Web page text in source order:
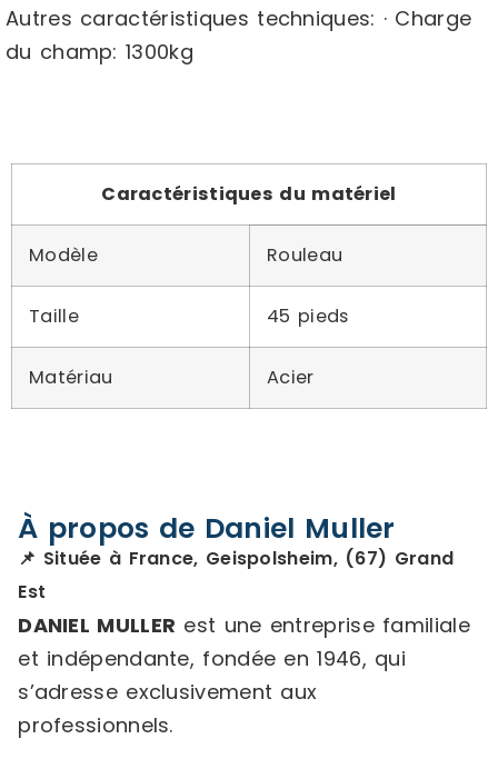
Autres caractéristiques techniques: · Charge
du champ: 1300kg
Caractéristiques du matériel
Modèle Rouleau
Taille 45 pieds
Matériau Acier
À propos de Daniel Muller
📌 Située à France, Geispolsheim, (67) Grand
Est
DANIEL MULLER est une entreprise familiale
et indépendante, fondée en 1946, qui
s’adresse exclusivement aux
professionnels.